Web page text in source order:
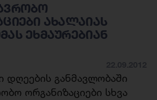
ახალაიას
ეხმაურებიან
დღეების განმავლობაში
ორგანიზაციები სხვა